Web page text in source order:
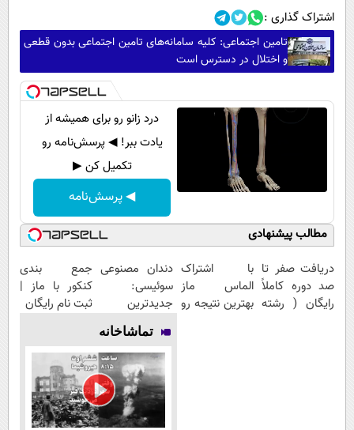
اشتراک گذاری :
تامین اجتماعی: کلیه سامانه‌های تامین اجتماعی بدون قطعی
و اختلال در دسترس است
درد زانو رو برای همیشه از
یادت ببر! ◀ پرسش‌نامه رو
تکمیل کن ▶
◀ پرسش‌نامه
مطالب پیشنهادی
دریافت صفر تا
صد دوره کاملاً
رایگان ( رشته
با اشتراک
الماس ماز
بهترین نتیجه رو
دندان مصنوعی
سوئیسی:
جدیدترین
فناوری اروپا،
سبک و مقاوم |
پرداخت قسطی
جمع بندی
کنکور با ماز |
ثبت نام رایگان
تماشاخانه